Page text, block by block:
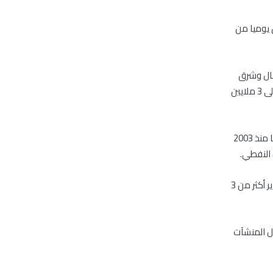
ينتج حاليا 3.15 مليون برميل يوميا من
وشرق
البلاد لم يؤثر على إنتاج أو صادرات النفط من الجنوب وإن منشآت التصدير جرى توسيع طاقتها إلى 3 ملايين
وبلغت الصادرات من جنوب العراق 2.582 مليون برميل يوميا في مايو وهو أعلى مستوى لها منذ 2003
وقال لعيبي “تمكنا من توسيع طاقتنا التصديرية والآن منشآتنا للتصدير، يمكنها أن تقوم بتصدير أكثر من 3
المنشآت